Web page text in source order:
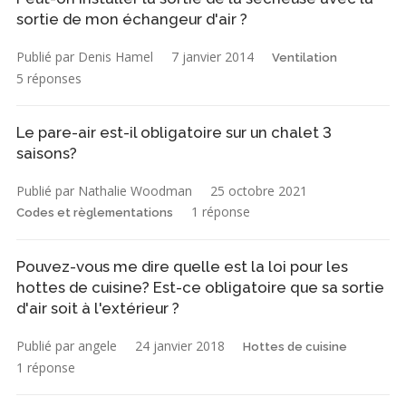
sortie de mon échangeur d'air ?
Publié par Denis Hamel 7 janvier 2014 Ventilation
5 réponses
Le pare-air est-il obligatoire sur un chalet 3
saisons?
Publié par Nathalie Woodman 25 octobre 2021
Codes et règlementations 1 réponse
Pouvez-vous me dire quelle est la loi pour les
hottes de cuisine? Est-ce obligatoire que sa sortie
d'air soit à l'extérieur ?
Publié par angele 24 janvier 2018 Hottes de cuisine
1 réponse